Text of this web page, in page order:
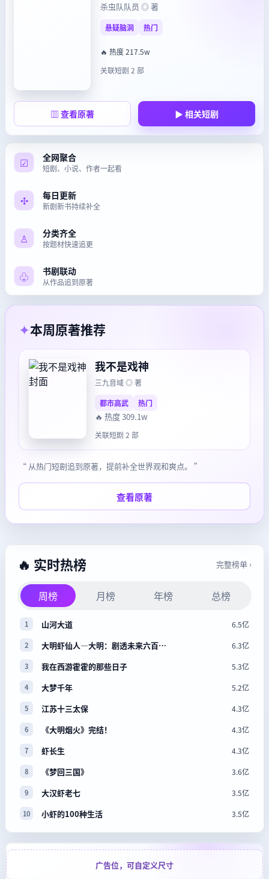
杀虫队队员 ◎ 著
悬疑脑洞 热门
🔥 热度 217.5w
关联短剧 2 部
▥ 查看原著 ▶ 相关短剧
☑ 全网聚合
短剧、小说、作者一起看
✣ 每日更新
新剧新书持续补全
♙ 分类齐全
按题材快速追更
♧ 书剧联动
从作品追到原著
✦本周原著推荐
我不是戏神
三九音域 ◎ 著
都市高武
热门
🔥 热度 309.1w
关联短剧 2 部
“ 从热门短剧追到原著，提前补全世界观和爽点。 ”
查看原著
🔥 实时热榜 完整榜单 ›
周榜 月榜 年榜 总榜
1 山河大道 6.5亿
2 大明虾仙人—大明：剧透未来六百… 6.3亿
3 我在西游霍霍的那些日子 5.3亿
4 大梦千年 5.2亿
5 江苏十三太保 4.3亿
6 《大明烟火》完结！ 4.3亿
7 虾长生 4.3亿
8 《梦回三国》 3.6亿
9 大汉虾老七 3.5亿
10 小虾的100种生活 3.5亿
广告位，可自定义尺寸